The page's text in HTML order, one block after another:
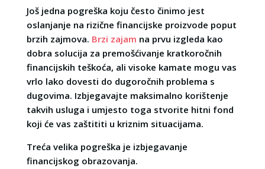
Još jedna pogreška koju često činimo jest
oslanjanje na rizične financijske proizvode poput
brzih zajmova. Brzi zajam na prvu izgleda kao
dobra solucija za premošćivanje kratkoročnih
financijskih teškoća, ali visoke kamate mogu vas
vrlo lako dovesti do dugoročnih problema s
dugovima. Izbjegavajte maksimalno korištenje
takvih usluga i umjesto toga stvorite hitni fond
koji će vas zaštititi u kriznim situacijama.
Treća velika pogreška je izbjegavanje
financijskog obrazovanja.